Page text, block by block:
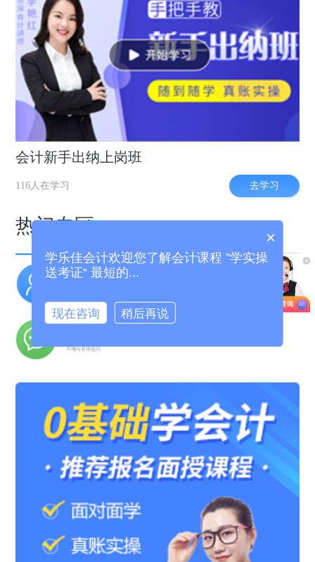
会计新手出纳上岗班
116人在学习 去学习
热门专区
实操干货
不懂向老师提问
×
学乐佳会计欢迎您了解会计课程 ”学实操
送考证“ 最短的...
现在咨询 稍后再说